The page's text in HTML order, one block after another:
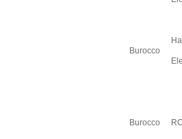
Burocco
Burocco